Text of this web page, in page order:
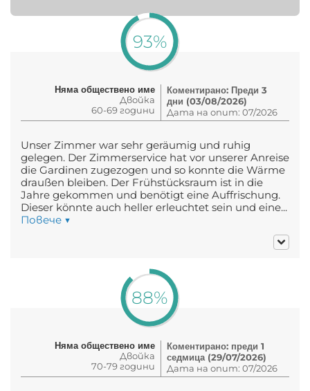
93%
Няма обществено име
Двойка
60-69 години
Коментирано: Преди 3
дни (03/08/2026)
Дата на опит: 07/2026
Unser Zimmer war sehr geräumig und ruhig
gelegen. Der Zimmerservice hat vor unserer Anreise
die Gardinen zugezogen und so konnte die Wärme
draußen bleiben. Der Frühstücksraum ist in die
Jahre gekommen und benötigt eine Auffrischung.
Dieser könnte auch heller erleuchtet sein und eine...
Повече ▼
88%
Няма обществено име
Двойка
70-79 години
Коментирано: преди 1
седмица (29/07/2026)
Дата на опит: 07/2026